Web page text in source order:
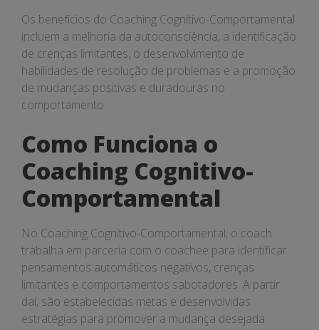
Os benefícios do Coaching Cognitivo-Comportamental
incluem a melhoria da autoconsciência, a identificação
de crenças limitantes, o desenvolvimento de
habilidades de resolução de problemas e a promoção
de mudanças positivas e duradouras no
comportamento.
Como Funciona o
Coaching Cognitivo-
Comportamental
No Coaching Cognitivo-Comportamental, o coach
trabalha em parceria com o coachee para identificar
pensamentos automáticos negativos, crenças
limitantes e comportamentos sabotadores. A partir
daí, são estabelecidas metas e desenvolvidas
estratégias para promover a mudança desejada.